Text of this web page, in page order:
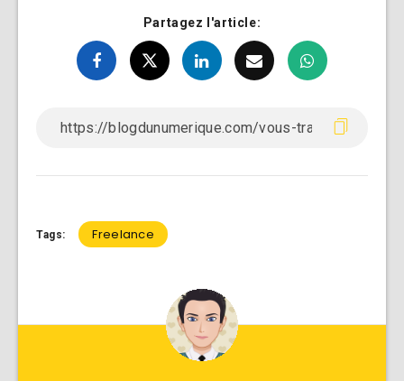
Partagez l'article:
Tags: Freelance